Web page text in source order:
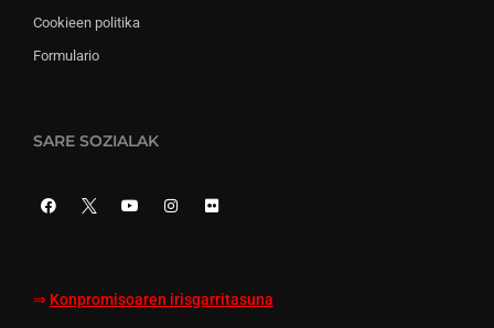
Cookieen politika
Formulario
SARE SOZIALAK
⇒ Konpromisoaren irisgarritasuna